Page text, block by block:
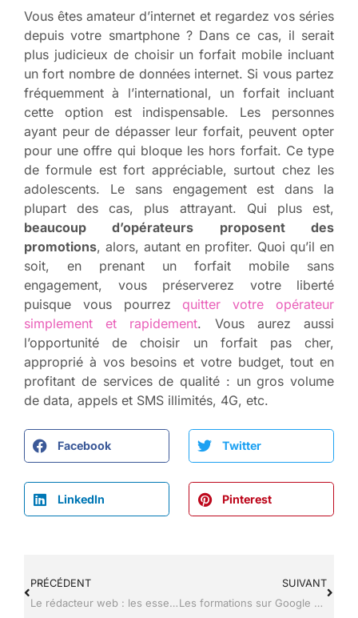
Vous êtes amateur d’internet et regardez vos séries
depuis votre smartphone ? Dans ce cas, il serait
plus judicieux de choisir un forfait mobile incluant
un fort nombre de données internet. Si vous partez
fréquemment à l’international, un forfait incluant
cette option est indispensable. Les personnes
ayant peur de dépasser leur forfait, peuvent opter
pour une offre qui bloque les hors forfait. Ce type
de formule est fort appréciable, surtout chez les
adolescents. Le sans engagement est dans la
plupart des cas, plus attrayant. Qui plus est,
beaucoup d’opérateurs proposent des
promotions, alors, autant en profiter. Quoi qu’il en
soit, en prenant un forfait mobile sans
engagement, vous préserverez votre liberté
puisque vous pourrezquitter votre opérateur
simplement et rapidement. Vous aurez aussi
l’opportunité de choisir un forfait pas cher,
approprié à vos besoins et votre budget, tout en
profitant de services de qualité : un gros volume
de data, appels et SMS illimités, 4G, etc.
Facebook Twitter
LinkedIn Pinterest
PRÉCÉDENT
Le rédacteur web : les essentiels à savoir sur ce métier en vogue
SUIVANT
Les formations sur Google Analytics GA4